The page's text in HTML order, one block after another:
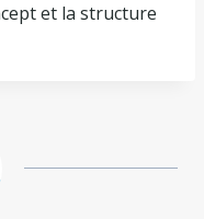
et la structure